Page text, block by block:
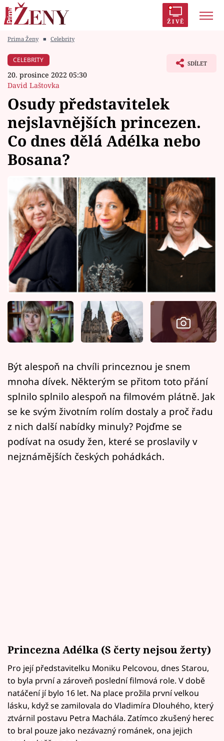
ŽIVĚ
Módní alarm
Témata
Celebrity
Vztahy
Seriály
Horoskopy
Sledujte prima+
Filmový festival Karlovy Vary
Pořady
Mámy sobě
Sledujte nás
Prima Ženy ■ Celebrity
CELEBRITY
20. prosince 2022 05:30
David Laštovka
SDÍLET
Osudy představitelek
nejslavnějších princezen.
Co dnes dělá Adélka nebo
Bosana?
Být alespoň na chvíli princeznou je snem
mnoha dívek. Některým se přitom toto přání
splnilo splnilo alespoň na filmovém plátně. Jak
se ke svým životním rolím dostaly a proč řadu
z nich další nabídky minuly? Pojďme se
podívat na osudy žen, které se proslavily v
nejznámějších českých pohádkách.
Princezna Adélka (S čerty nejsou žerty)
Pro její představitelku Moniku Pelcovou, dnes Starou,
to byla první a zároveň poslední filmová role. V době
natáčení jí bylo 16 let. Na place prožila první velkou
lásku, když se zamilovala do Vladimíra Dlouhého, který
ztvárnil postavu Petra Machála. Zatímco zkušený herec
to bral pouze jako nezávazný románek, ona jejich